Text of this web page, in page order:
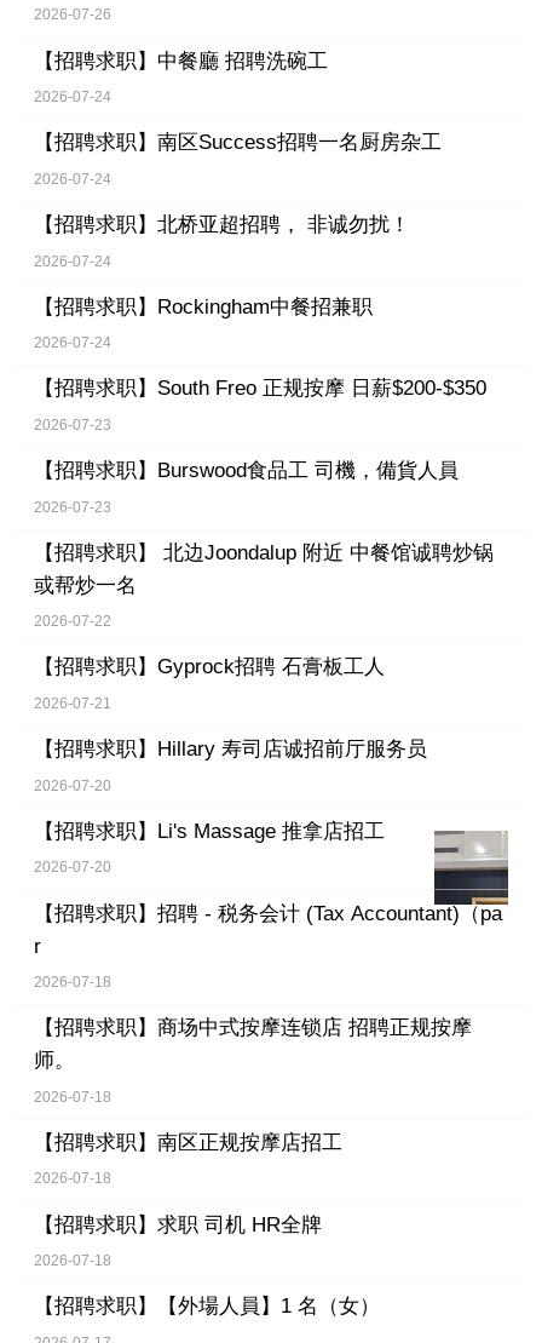
2026-07-26
【招聘求职】 中餐廳 招聘洗碗工
2026-07-24
【招聘求职】 南区Success招聘一名厨房杂工
2026-07-24
【招聘求职】 北桥亚超招聘， 非诚勿扰！
2026-07-24
【招聘求职】 Rockingham中餐招兼职
2026-07-24
【招聘求职】 South Freo 正规按摩 日薪$200-$350
2026-07-23
【招聘求职】 Burswood食品工 司機，備貨人員
2026-07-23
【招聘求职】
北边Joondalup 附近 中餐馆诚聘炒锅
或帮炒一名
2026-07-22
【招聘求职】 Gyprock招聘 石膏板工人
2026-07-21
【招聘求职】 Hillary 寿司店诚招前厅服务员
2026-07-20
【招聘求职】 Li's Massage 推拿店招工
2026-07-20
【招聘求职】 招聘 - 税务会计 (Tax Accountant)（pa
r
2026-07-18
【招聘求职】 商场中式按摩连锁店 招聘正规按摩
师。
2026-07-18
【招聘求职】 南区正规按摩店招工
2026-07-18
【招聘求职】 求职 司机 HR全牌
2026-07-18
【招聘求职】 【外場人員】1 名（女）